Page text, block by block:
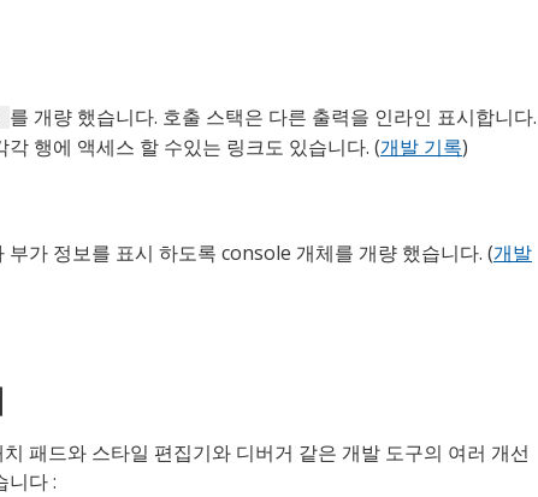
를 개량 했습니다. 호출 스택은 다른 출력을 인라인 표시합니다.
각 행에 액세스 할 수있는 링크도 있습니다. (개발 기록)
부가 정보를 표시 하도록 console 개체를 개량 했습니다. (개발
패드와 스타일 편집기와 디버거 같은 개발 도구의 여러 개선
니다 :